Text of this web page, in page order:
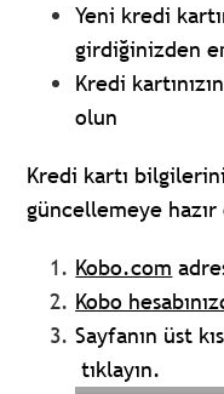
Yeni kredi
girdiğinizden
Kredi
olun
Kredi kartı
güncellemeye
Kobo.com
Kobo
Sayfanın üst
tıklayın.